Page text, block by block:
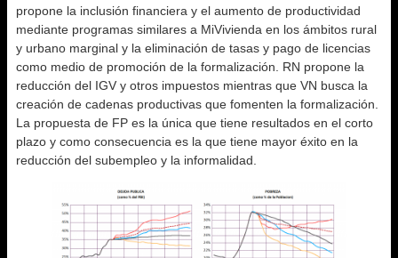
propone la inclusión financiera y el aumento de productividad
mediante programas similares a MiVivienda en los ámbitos rural
y urbano marginal y la eliminación de tasas y pago de licencias
como medio de promoción de la formalización. RN propone la
reducción del IGV y otros impuestos mientras que VN busca la
creación de cadenas productivas que fomenten la formalización.
La propuesta de FP es la única que tiene resultados en el corto
plazo y como consecuencia es la que tiene mayor éxito en la
reducción del subempleo y la informalidad.